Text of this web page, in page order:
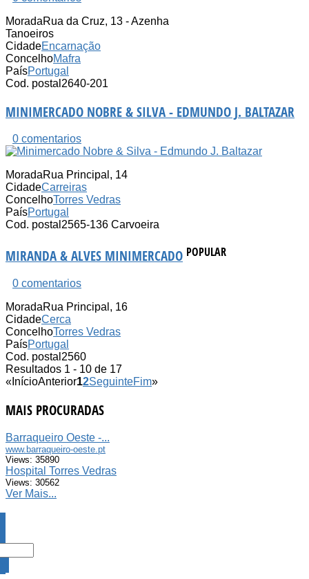
MoradaRua da Cruz, 13 - Azenha
Tanoeiros
CidadeEncarnação
ConcelhoMafra
PaísPortugal
Cod. postal 2640-201
MINIMERCADO NOBRE & SILVA - EDMUNDO J. BALTAZAR
0 comentarios
MoradaRua Principal, 14
CidadeCarreiras
ConcelhoTorres Vedras
PaísPortugal
Cod. postal 2565-136 Carvoeira
MIRANDA & ALVES MINIMERCADO POPULAR
0 comentarios
MoradaRua Principal, 16
CidadeCerca
ConcelhoTorres Vedras
PaísPortugal
Cod. postal 2560
Resultados 1 - 10 de 17
« InícioAnterior12SeguinteFim»
MAIS PROCURADAS
Barraqueiro Oeste -...
www.barraqueiro-oeste.pt
Views: 35890
Hospital Torres Vedras
Views: 30562
Ver Mais...